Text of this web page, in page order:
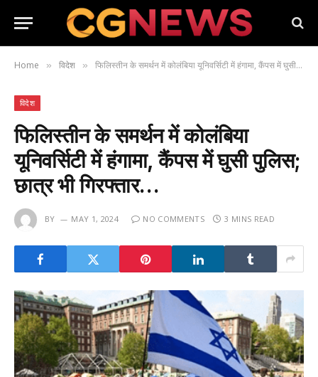
Home » विदेश » फिलिस्तीन के समर्थन में कोलंबिया यूनिवर्सिटी में हंगामा, कैंपस में घुसी पुलिस; छात्र भी गिरफ्तार…
विदेश
फिलिस्तीन के समर्थन में कोलंबिया
यूनिवर्सिटी में हंगामा, कैंपस में घुसी पुलिस;
छात्र भी गिरफ्तार…
BY MAY 1, 2024 NO COMMENTS 3 MINS READ